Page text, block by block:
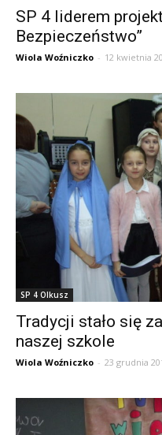
SP 4 liderem
Bezpieczeństwo”
Wiola Woźniczko - 12 kwietnia
SP 4 Olkusz
Tradycji stało się
naszej szkole
Wiola Woźniczko - 23 grudnia